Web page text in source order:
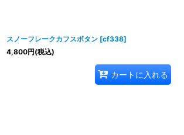
スノーフレークカフスボタン [cf338]
4,800円(税込)
カートに入れる